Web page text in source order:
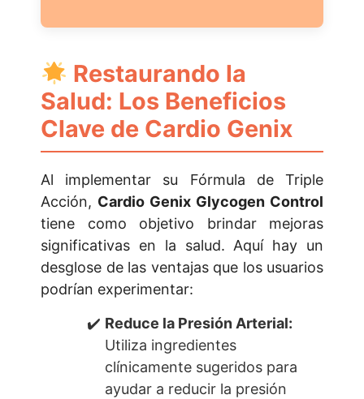
Restaurando la
Salud: Los Beneficios
Clave de Cardio Genix
Al implementar su Fórmula de Triple
Acción, Cardio Genix Glycogen Control
tiene como objetivo brindar mejoras
significativas en la salud. Aquí hay un
desglose de las ventajas que los usuarios
podrían experimentar:
Reduce la Presión Arterial:
Utiliza ingredientes
clínicamente sugeridos para
ayudar a reducir la presión